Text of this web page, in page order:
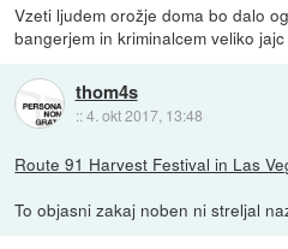
Vzeti ljudem orožje doma bo dalo
bangerjem in kriminalcem veliko
thom4s
::4. okt 2017, 13:48
Route 91 Harvest Festival in Las
To objasni zakaj noben ni streljal